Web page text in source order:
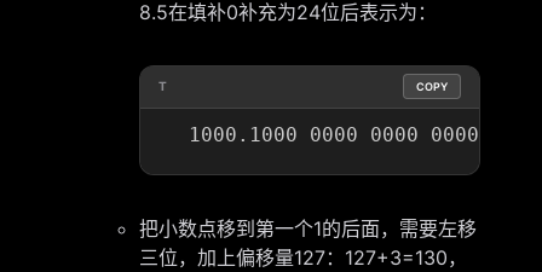
8.5在填补0补充为24位后表示为：
T COPY
把小数点移到第一个1的后面，需要左移
三位，加上偏移量127：127+3=130，